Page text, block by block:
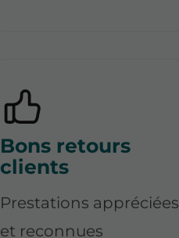
Bons retours
clients
Prestations appréciées
et reconnues